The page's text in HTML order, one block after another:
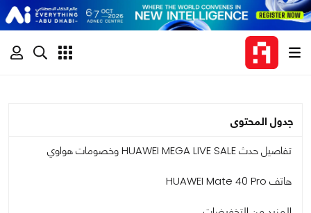
جدول المحتوى
تفاصيل حدث HUAWEI MEGA LIVE SALE وخصومات هواوي
هاتف HUAWEI Mate 40 Pro